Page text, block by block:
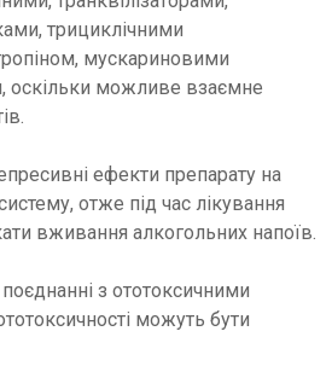
трициклічними
мускариновими
оскільки можливе взаємне
ефекти препарату на
отже під час лікування
вживання алкогольних напоїв.
з ототоксичними
можуть бути